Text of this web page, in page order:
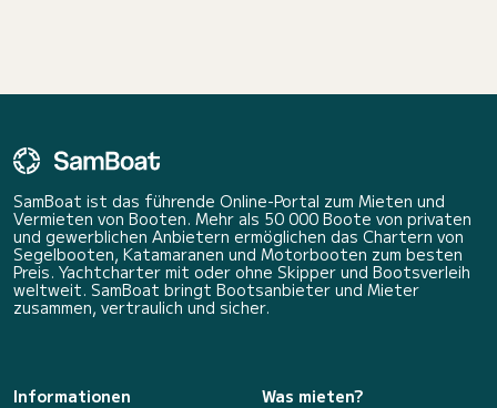
SamBoat ist das führende Online-Portal zum Mieten und
Vermieten von Booten. Mehr als 50 000 Boote von privaten
und gewerblichen Anbietern ermöglichen das Chartern von
Segelbooten, Katamaranen und Motorbooten zum besten
Preis. Yachtcharter mit oder ohne Skipper und Bootsverleih
weltweit. SamBoat bringt Bootsanbieter und Mieter
zusammen, vertraulich und sicher.
Informationen
Was mieten?